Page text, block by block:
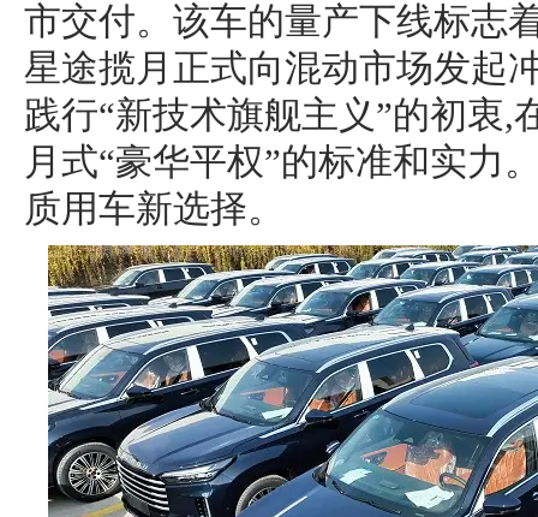
市交付。该车的量产下线标志
星途揽月正式向混动市场发起
践行“新技术旗舰主义”的初衷,
月式“豪华平权”的标准和实力
质用车新选择。